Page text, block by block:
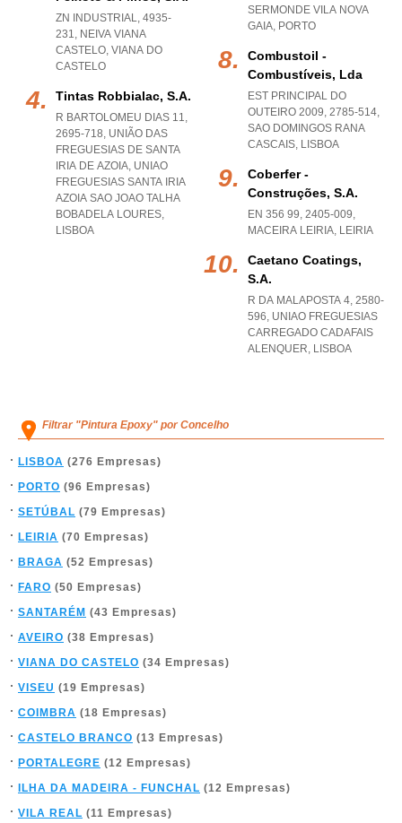
ZN INDUSTRIAL, 4935-
231, NEIVA VIANA
CASTELO, VIANA DO
CASTELO
Tintas Robbialac, S.a.
R BARTOLOMEU DIAS 11,
2695-718, UNIÃO DAS
FREGUESIAS DE SANTA
IRIA DE AZOIA, UNIAO
FREGUESIAS SANTA IRIA
AZOIA SAO JOAO TALHA
BOBADELA LOURES,
LISBOA
SERMONDE VILA NOVA
GAIA, PORTO
Combustoil -
Combustíveis, Lda
EST PRINCIPAL DO
OUTEIRO 2009, 2785-514,
SAO DOMINGOS RANA
CASCAIS, LISBOA
Coberfer -
Construções, S.a.
EN 356 99, 2405-009,
MACEIRA LEIRIA, LEIRIA
Caetano Coatings,
S.a.
R DA MALAPOSTA 4, 2580-
596, UNIAO FREGUESIAS
CARREGADO CADAFAIS
ALENQUER, LISBOA
Filtrar "Pintura Epoxy" por Concelho
LISBOA (276 Empresas)
PORTO (96 Empresas)
SETÚBAL (79 Empresas)
LEIRIA (70 Empresas)
BRAGA (52 Empresas)
FARO (50 Empresas)
SANTARÉM (43 Empresas)
AVEIRO (38 Empresas)
VIANA DO CASTELO (34 Empresas)
VISEU (19 Empresas)
COIMBRA (18 Empresas)
CASTELO BRANCO (13 Empresas)
PORTALEGRE (12 Empresas)
ILHA DA MADEIRA - FUNCHAL (12 Empresas)
VILA REAL (11 Empresas)